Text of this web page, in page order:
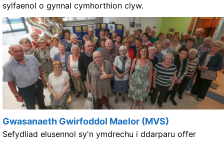
sylfaenol o gynnal cymhorthion clyw.
Gwasanaeth Gwirfoddol Maelor (MVS)
Sefydliad elusennol sy'n ymdrechu i ddarparu offer